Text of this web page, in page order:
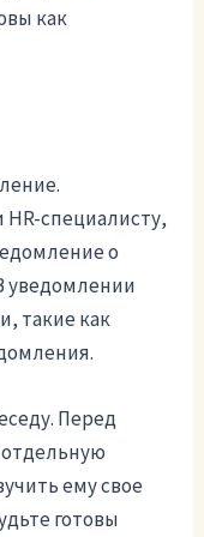
как
специалисту,
о
уведомлении
такие как
Перед
ему свое
готовы